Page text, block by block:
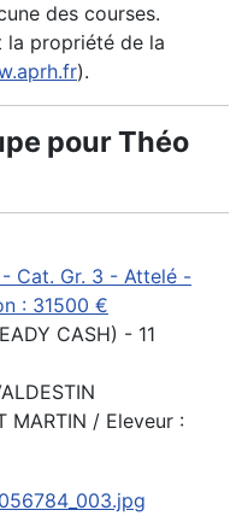
des courses.
la propriété de la
).
pour Théo
Cat. Gr. 3 - Attelé -
: 31500 €
CASH) - 11
MARTIN / Eleveur :